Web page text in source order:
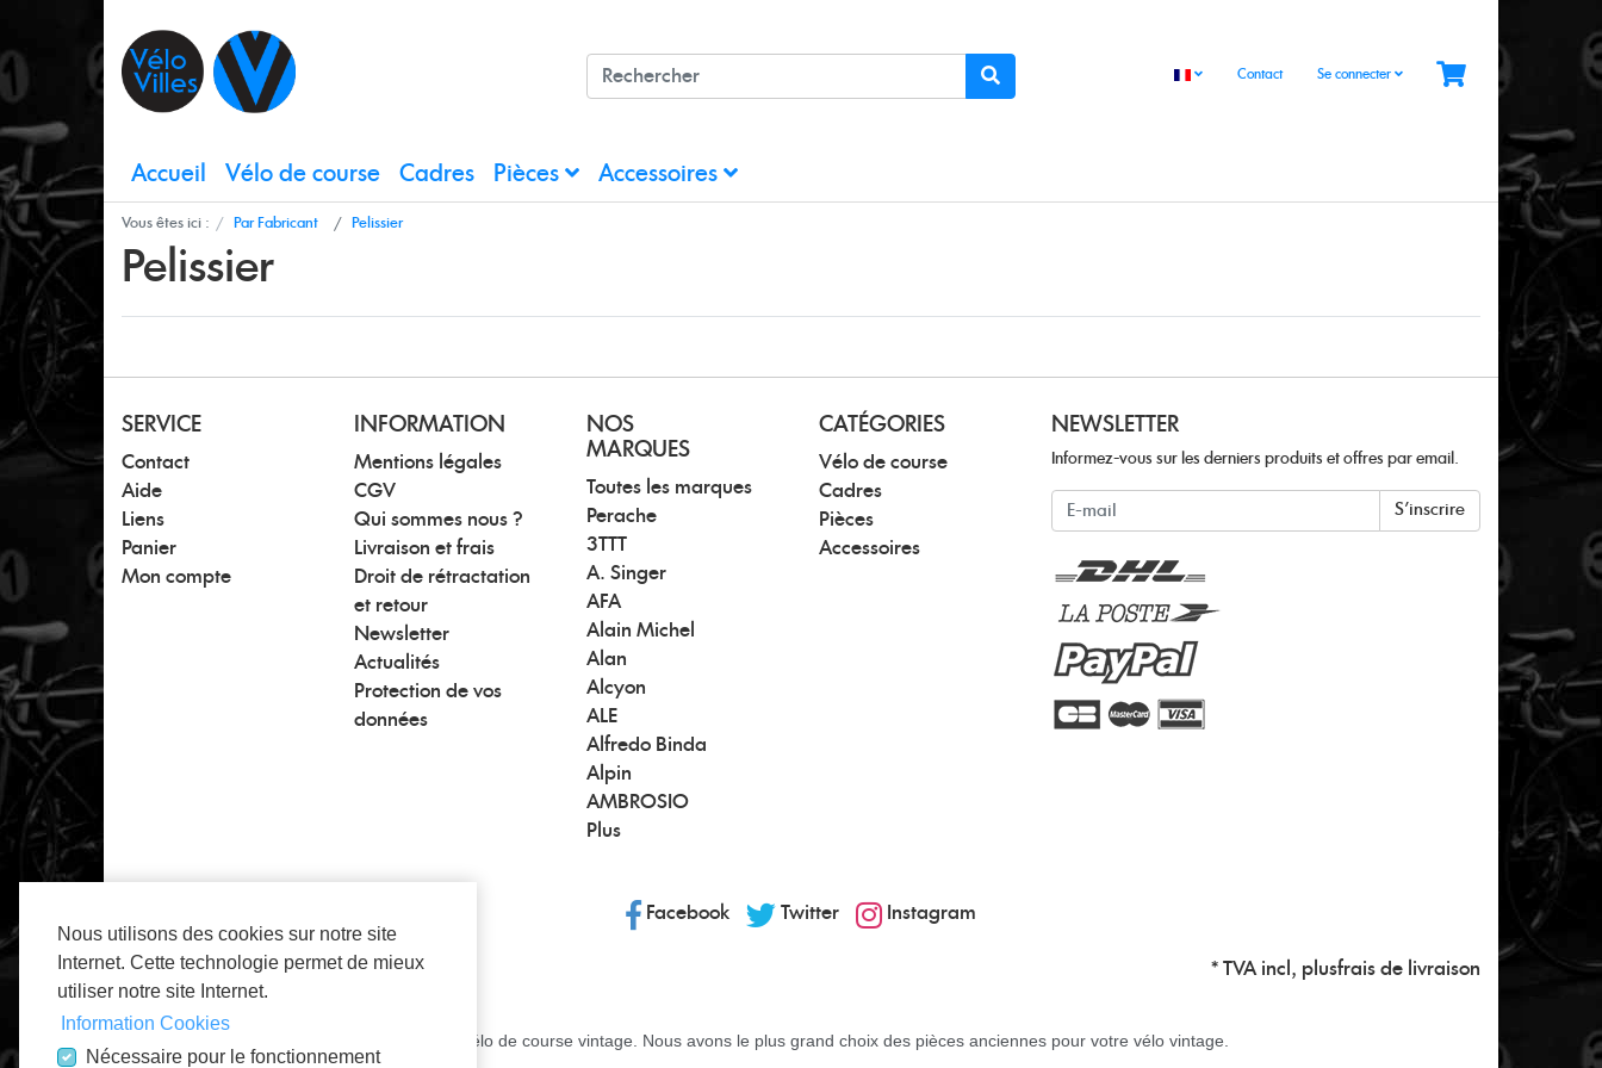
Contact Se connecter
Accueil Vélo de course Cadres Pièces Accessoires
Vous êtes ici : Par Fabricant Pelissier
Pelissier
SERVICE
Contact
Aide
Liens
Panier
Mon compte
INFORMATION
Mentions légales
CGV
Qui sommes nous ?
Livraison et frais
Droit de rétractation
et retour
Newsletter
Actualités
Protection de vos
données
NOS
MARQUES
Toutes les marques
Perache
3TTT
A. Singer
AFA
Alain Michel
Alan
Alcyon
ALE
Alfredo Binda
Alpin
AMBROSIO
Plus
CATÉGORIES
Vélo de course
Cadres
Pièces
Accessoires
NEWSLETTER
Informez-vous sur les derniers produits et offres par email.
Newsletter S'inscrire
Facebook Twitter Instagram
* TVA incl, plusfrais de livraison
Tout à propos des pièces détachées pour un vélo de course vintage. Nous avons le plus grand choix des pièces anciennes pour votre vélo vintage.
Nous utilisons des cookies sur notre site
Internet. Cette technologie permet de mieux
utiliser notre site Internet.
Information Cookies
Nécessaire pour le fonctionnement